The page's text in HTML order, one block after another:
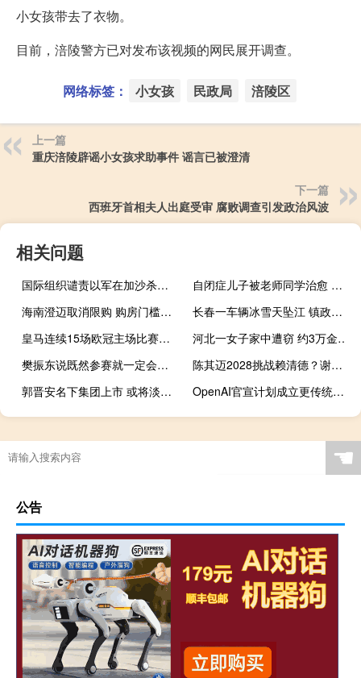
小女孩带去了衣物。
目前，涪陵警方已对发布该视频的网民展开调查。
网络标签： 小女孩 民政局 涪陵区
上一篇
重庆涪陵辟谣小女孩求助事件 谣言已被澄清
下一篇
西班牙首相夫人出庭受审 腐败调查引发政治风波
相关问题
国际组织谴责以军在加沙杀人比赛，阻碍人道主义救援
自闭症儿子被老师同学治愈 爱与包容的力量
海南澄迈取消限购 购房门槛全面放宽
长春一车辆冰雪天坠江 镇政府回应 救援打捞进行中
皇马连续15场欧冠主场比赛不败 主场战绩辉煌
河北一女子家中遭窃 约3万金饰被偷
樊振东说既然参赛就一定会全力以赴 展现最佳状态
陈其迈2028挑战赖清德？谢龙介持否定态度：见过赖挑战蔡英文下场
郭晋安名下集团上市 或将淡出娱乐圈 视帝转型商界
OpenAI官宣计划成立更传统营利性公司 迈向PBC结构转型
☚
公告